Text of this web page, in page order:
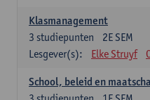
Klasmanagement
2E SEM
3 studiepunten
Lesgever(s):
Elke Struyf
School, beleid en